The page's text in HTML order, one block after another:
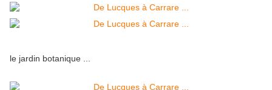
le jardin botanique ...